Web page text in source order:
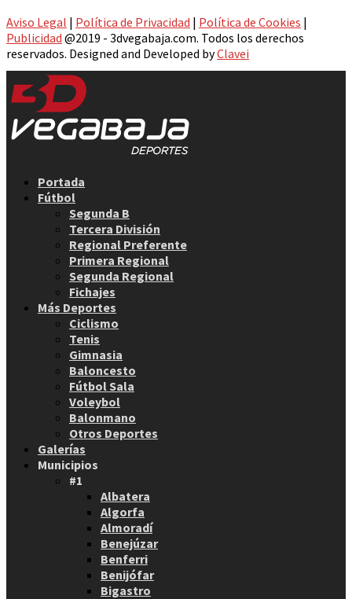
Aviso Legal | Política de Privacidad | Política de Cookies |
Publicidad @2019 - 3dvegabaja.com. Todos los derechos
reservados. Designed and Developed byClavei
Portada
Fútbol
Segunda B
Tercera División
Regional Preferente
Primera Regional
Segunda Regional
Fichajes
Más Deportes
Ciclismo
Tenis
Gimnasia
Baloncesto
Fútbol Sala
Voleybol
Balonmano
Otros Deportes
Galerías
Municipios
#1
Albatera
Algorfa
Almoradí
Benejúzar
Benferri
Benijófar
Bigastro